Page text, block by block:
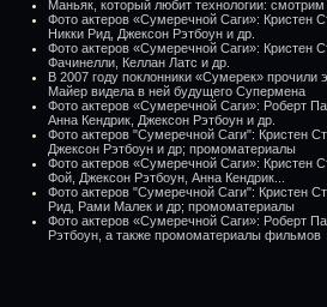
Маньяк, который любит технологии:
Фото актеров «Сумеречной Саги»: Кристен
Никки Рид, Джексон Рэтбоун и др.
Фото актеров «Сумеречной Саги»: Кристен
Фачинелли, Келлан Латс и др.
В 2007 году поклонники «Сумерек»
Майер видела в ней будущего Супермена
Фото актеров «Сумеречной Саги»: Роберт
Анна Кендрик, Джексон Рэтбоун и др.
Фото актеров "Сумеречной Саги": Кристен
Джексон Рэтбоун и др; промоматериалы
Фото актеров «Сумеречной Саги»: Кристен
Фой, Джексон Рэтбоун, Анна Кендрик...
Фото актеров "Сумеречной Саги": Кристен
Рид, Рами Малек и др; промоматериалы
Фото актеров «Сумеречной Саги»: Роберт
Рэтбоун, а также промоматериалы фильмов